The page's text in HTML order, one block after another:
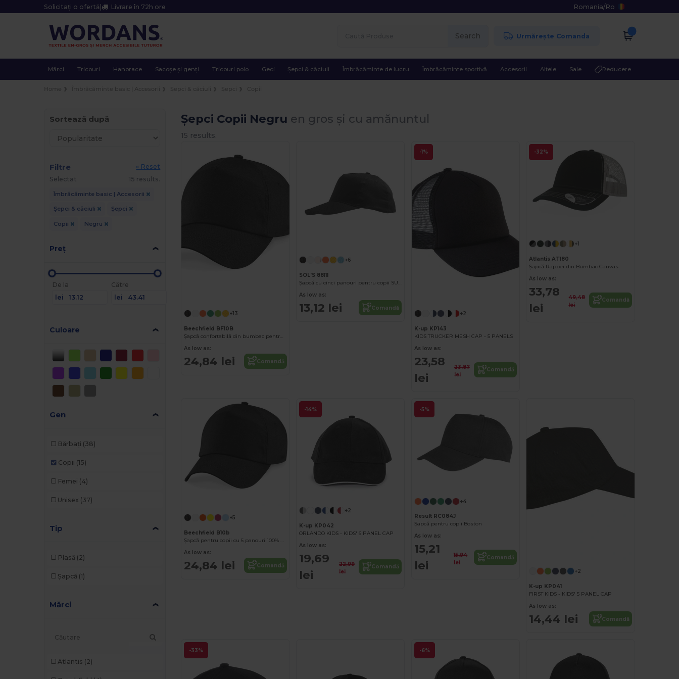
Solicitați o ofertă | Livrare în 72h ore Romania/Ro
Search Urmărește Comanda
Mărci Tricouri Hanorace Sacoșe și genți Tricouri polo Geci Șepci & căciuli Îmbrăcăminte de lucru Îmbrăcăminte sportivă Accesorii Altele Sale Reducere
Sortează după
Filtre
« Reset
Selectat
15 results.
Îmbrăcăminte basic | Accesorii
Șepci & căciuli Șepci
Copii Negru
Preț
De la
lei
Către
lei
Culoare
Gen
Bărbați (38)
Copii (15)
Femei (4)
Unisex (37)
Tip
Plasă (2)
Șapcă (1)
Mărci
Atlantis (2)
Șepci Copii Negru en gros și cu amănuntul
15 results.
+13
Beechfield BF10B
Șapcă confortabilă din bumbac pentru protecția solară a copiilor
As low as:
24,84 lei Comandă
+6
SOL'S 88111
Șapcă cu cinci panouri pentru copii SUNNY KIDS
As low as:
13,12 lei Comandă
-1%
+2
K-up KP143
KIDS TRUCKER MESH CAP - 5 PANELS
As low as:
23,58
lei
23,87
lei
Comandă
-32%
+1
Atlantis AT180
Șapcă Rapper din Bumbac Canvas
As low as:
33,78
lei
49,48
lei
Comandă
+5
Beechfield B10b
Șapcă pentru copii cu 5 panouri 100% bumbac
As low as:
24,84 lei Comandă
-14%
+2
K-up KP042
ORLANDO KIDS - KIDS' 6 PANEL CAP
As low as:
19,69
lei
22,99
lei
Comandă
-5%
+4
Result RC084J
Șapcă pentru copii Boston
As low as:
15,21
lei
15,94
lei
Comandă
+2
K-up KP041
FIRST KIDS - KIDS' 5 PANEL CAP
As low as:
14,44 lei Comandă
-33% -6%